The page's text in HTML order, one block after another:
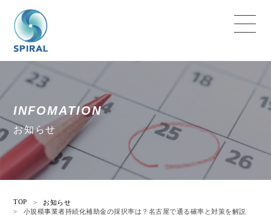
INFOMATION
お知らせ
TOP >
お知らせ
>
小規模事業者持続化補助金の採択率は？名古屋で通る確率と対策を解説